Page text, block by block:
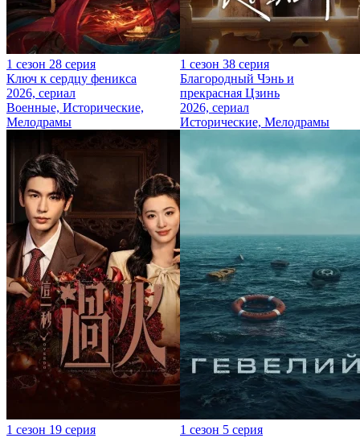
1 сезон 28 серия
Ключ к сердцу феникса
2026, сериал
Военные, Исторические,
Мелодрамы
1 сезон 38 серия
Благородный Чэнь и
прекрасная Цзинь
2026, сериал
Исторические, Мелодрамы
1 сезон 19 серия
1 сезон 5 серия